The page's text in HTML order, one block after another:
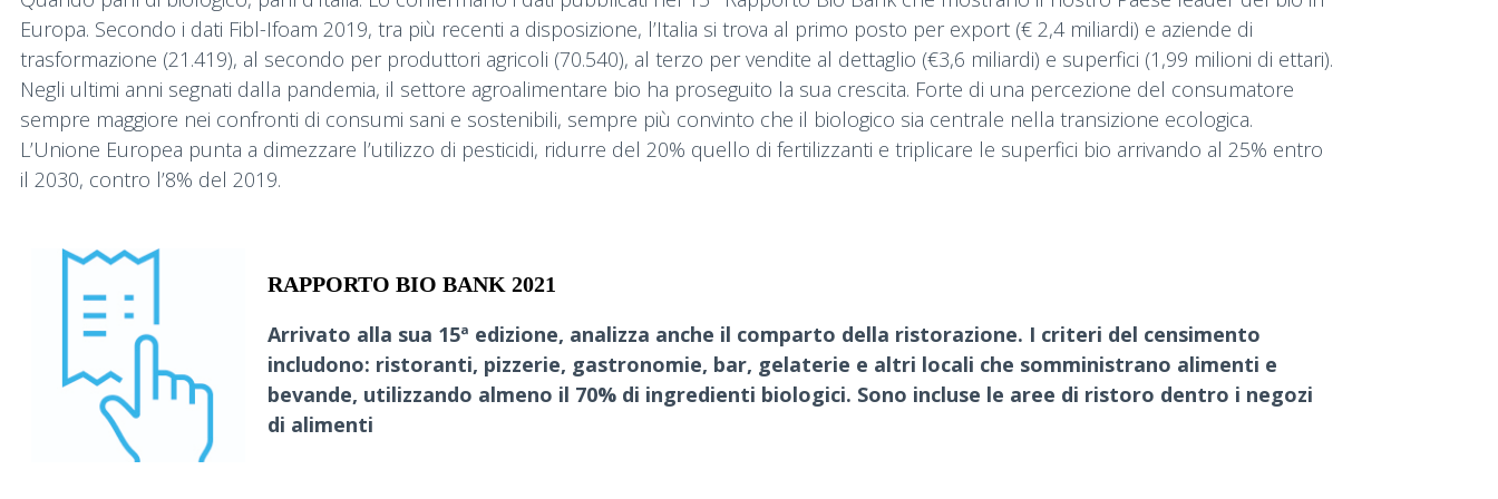
Europa. Secondo i dati Fibl-Ifoam 2019, tra più recenti a disposizione, l’Italia si trova al primo posto per export (€ 2,4 miliardi) e aziende di
trasformazione (21.419), al secondo per produttori agricoli (70.540), al terzo per vendite al dettaglio (€3,6 miliardi) e superfici (1,99 milioni di ettari).
Negli ultimi anni segnati dalla pandemia, il settore agroalimentare bio ha proseguito la sua crescita. Forte di una percezione del consumatore
sempre maggiore nei confronti di consumi sani e sostenibili, sempre più convinto che il biologico sia centrale nella transizione ecologica.
L’Unione Europea punta a dimezzare l’utilizzo di pesticidi, ridurre del 20% quello di fertilizzanti e triplicare le superfici bio arrivando al 25% entro
il 2030, contro l’8% del 2019.
RAPPORTO BIO BANK 2021
Arrivato alla sua 15ª edizione, analizza anche il comparto della ristorazione. I criteri del censimento
includono: ristoranti, pizzerie, gastronomie, bar, gelaterie e altri locali che somministrano alimenti e
bevande, utilizzando almeno il 70% di ingredienti biologici. Sono incluse le aree di ristoro dentro i negozi
di alimenti